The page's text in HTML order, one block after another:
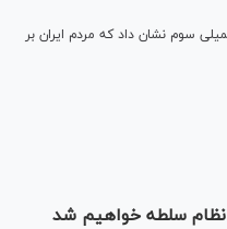
سوم نشان داد که مردم ایران بر
نظام سلطه خواهیم شد